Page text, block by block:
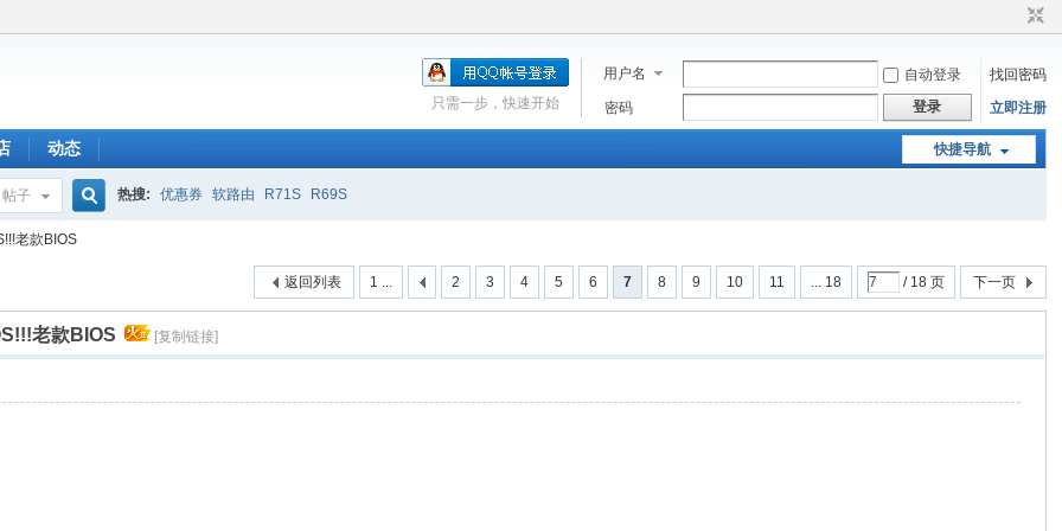
用户名 自动登录
找回密码
密码
登录 立即注册
只需一步，快速开始
快捷导航
动态
帖子
索
热搜: 优惠券 软路由 R71S R69S
老款BIOS
1 ... 2 3 4 5 6 7 8 9 10 11 ... 18 / 18 页 下一页
返回列表
老款BIOS [复制链接]